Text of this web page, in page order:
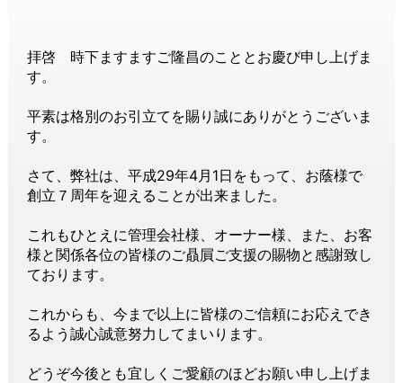
拝啓 時下ますますご隆昌のこととお慶び申し上げま
す。
平素は格別のお引立てを賜り誠にありがとうございま
す。
さて、弊社は、平成29年4月1日をもって、お蔭様で
創立７周年を迎えることが出来ました。
これもひとえに管理会社様、オーナー様、また、お客
様と関係各位の皆様のご贔屓ご支援の賜物と感謝致し
ております。
これからも、今まで以上に皆様のご信頼にお応えでき
るよう誠心誠意努力してまいります。
どうぞ今後とも宜しくご愛顧のほどお願い申し上げま